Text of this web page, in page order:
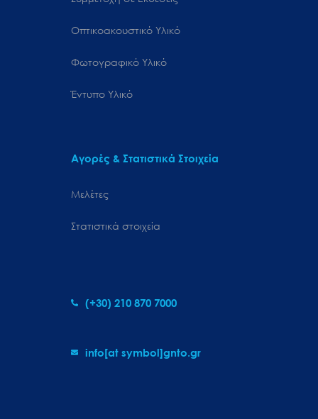
Οπτικοακουστικό Υλικό
Φωτογραφικό Υλικό
Έντυπο Υλικό
Αγορές & Στατιστικά Στοιχεία
Μελέτες
Στατιστικά στοιχεία
(+30) 210 870 7000
info[at symbol]gnto.gr